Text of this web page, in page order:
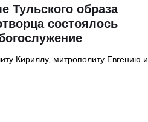
Тульского образа
состоялось
Кириллу, митрополиту Евгению и